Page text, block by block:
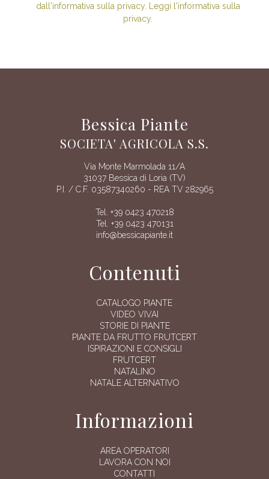
dall'informativa sulla privacy. Leggi l'informativa sulla
privacy.
Bessica Piante
SOCIETA' AGRICOLA S.S.
Via Monte Marmolada 11/A
31037 Bessica di Loria (TV)
P.I. / C.F. 03587340260 - REA TV 282965
Tel. +39 0423 470218
Tel. +39 0423 470131
info@bessicapiante.it
Contenuti
CATALOGO PIANTE
VIDEO VIVAI
STORIE DI PIANTE
PIANTE DA FRUTTO FRUTCERT
ISPIRAZIONI E CONSIGLI
FRUTCERT
NATALINO
NATALE ALTERNATIVO
Informazioni
AREA OPERATORI
LAVORA CON NOI
CONTATTI